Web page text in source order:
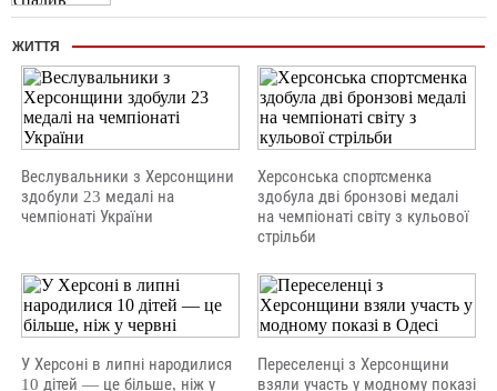
ЖИТТЯ
Веслувальники з Херсонщини
здобули 23 медалі на
чемпіонаті України
Херсонська спортсменка
здобула дві бронзові медалі
на чемпіонаті світу з кульової
стрільби
У Херсоні в липні народилися
10 дітей — це більше, ніж у
Переселенці з Херсонщини
взяли участь у модному показі